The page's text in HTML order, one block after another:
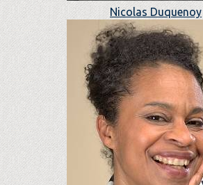
Nicolas Duquenoy